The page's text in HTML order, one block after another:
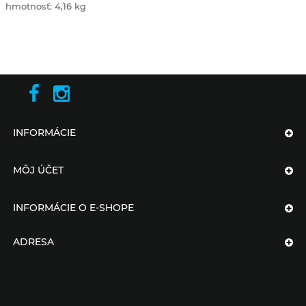
hmotnosť: 4,16 kg
INFORMÁCIE
MÔJ ÚČET
INFORMÁCIE O E-SHOPE
ADRESA